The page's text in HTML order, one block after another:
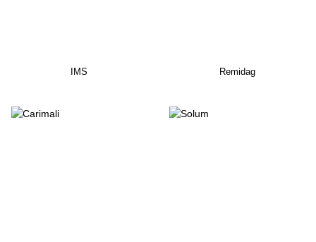
IMS Remidag